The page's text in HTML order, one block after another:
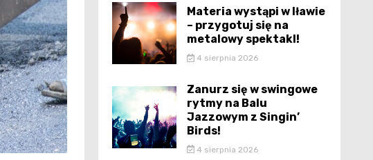
Materia wystąpi w Iławie
– przygotuj się na
metalowy spektakl!
4 sierpnia 2026
Zanurz się w swingowe
rytmy na Balu
Jazzowym z Singin’
Birds!
4 sierpnia 2026